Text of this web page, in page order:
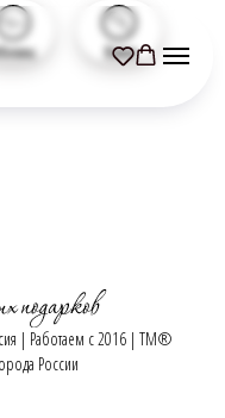
Поиск
| Работаем с 2016 | TM®
России